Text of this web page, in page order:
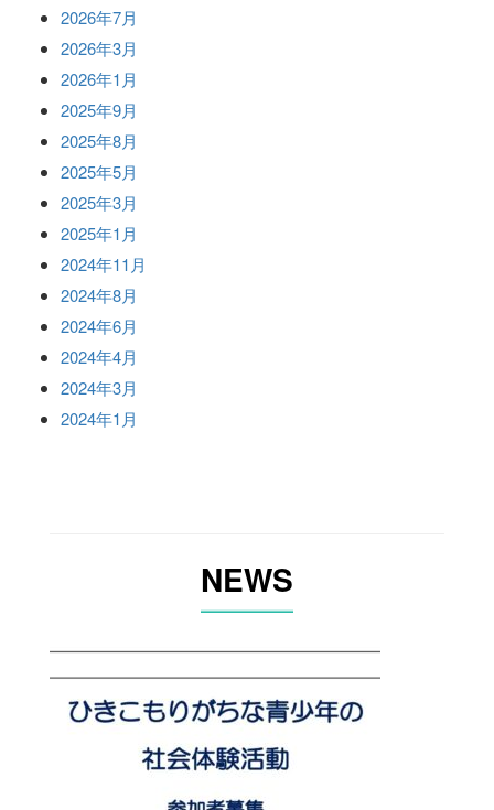
2026年7月
2026年3月
2026年1月
2025年9月
2025年8月
2025年5月
2025年3月
2025年1月
2024年11月
2024年8月
2024年6月
2024年4月
2024年3月
2024年1月
NEWS